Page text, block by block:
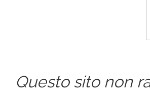
Questo sito non